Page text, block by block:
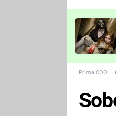
TŘESKU
FUTURAMA
Prima COOL